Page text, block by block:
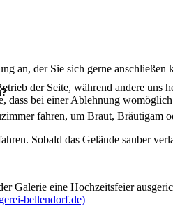
an, der Sie sich gerne anschließen
fahren, um Braut, Bräutigam
Sobald das Gelände sauber
Galerie eine Hochzeitsfeier
bellendorf.de)
der Seite, während andere
dass bei einer Ablehnung